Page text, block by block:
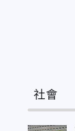
社會